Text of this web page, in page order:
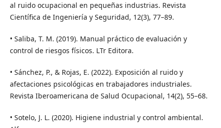
al ruido ocupacional en pequeñas industrias. Revista
Científica de Ingeniería y Seguridad, 12(3), 77–89.
• Saliba, T. M. (2019). Manual práctico de evaluación y
control de riesgos físicos. LTr Editora.
• Sánchez, P., & Rojas, E. (2022). Exposición al ruido y
afectaciones psicológicas en trabajadores industriales.
Revista Iberoamericana de Salud Ocupacional, 14(2), 55–68.
• Sotelo, J. L. (2020). Higiene industrial y control ambiental.